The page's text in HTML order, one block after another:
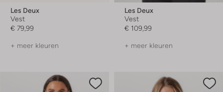
Les Deux
Vest
€ 79,99
+ meer kleuren
Les Deux
Vest
€ 109,99
+ meer kleuren